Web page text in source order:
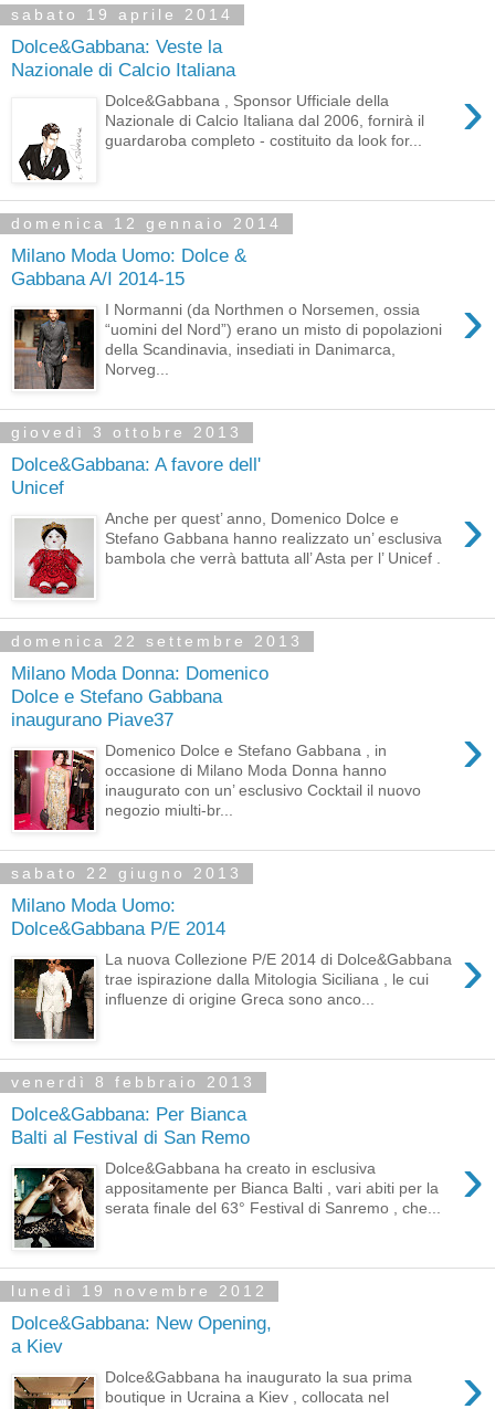
sabato 19 aprile 2014
Dolce&Gabbana: Veste la
Nazionale di Calcio Italiana
›
Dolce&Gabbana , Sponsor Ufficiale della
Nazionale di Calcio Italiana dal 2006, fornirà il
guardaroba completo - costituito da look for...
domenica 12 gennaio 2014
Milano Moda Uomo: Dolce &
Gabbana A/I 2014-15
›
I Normanni (da Northmen o Norsemen, ossia
“uomini del Nord”) erano un misto di popolazioni
della Scandinavia, insediati in Danimarca,
Norveg...
giovedì 3 ottobre 2013
Dolce&Gabbana: A favore dell'
Unicef
›
Anche per quest’ anno, Domenico Dolce e
Stefano Gabbana hanno realizzato un’ esclusiva
bambola che verrà battuta all’ Asta per l’ Unicef .
domenica 22 settembre 2013
Milano Moda Donna: Domenico
Dolce e Stefano Gabbana
inaugurano Piave37
›
Domenico Dolce e Stefano Gabbana , in
occasione di Milano Moda Donna hanno
inaugurato con un’ esclusivo Cocktail il nuovo
negozio miulti-br...
sabato 22 giugno 2013
Milano Moda Uomo:
Dolce&Gabbana P/E 2014
›
La nuova Collezione P/E 2014 di Dolce&Gabbana
trae ispirazione dalla Mitologia Siciliana , le cui
influenze di origine Greca sono anco...
venerdì 8 febbraio 2013
Dolce&Gabbana: Per Bianca
Balti al Festival di San Remo
›
Dolce&Gabbana ha creato in esclusiva
appositamente per Bianca Balti , vari abiti per la
serata finale del 63° Festival di Sanremo , che...
lunedì 19 novembre 2012
Dolce&Gabbana: New Opening,
a Kiev
›
Dolce&Gabbana ha inaugurato la sua prima
boutique in Ucraina a Kiev , collocata nel